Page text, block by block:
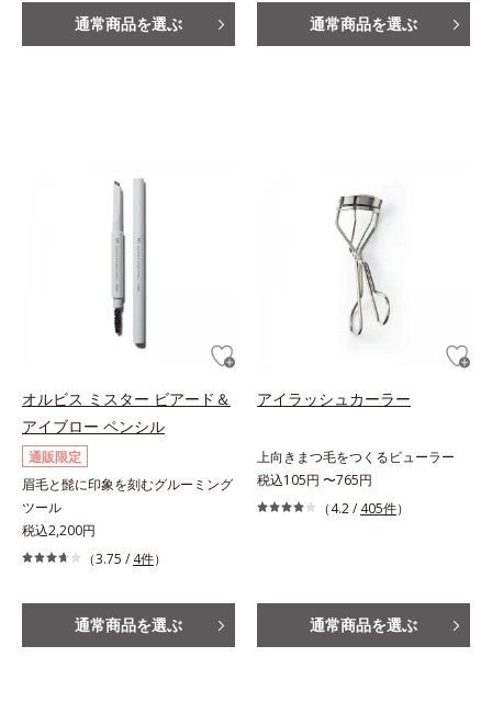
通常商品を選ぶ 通常商品を選ぶ
オルビス ミスター ビアード＆
アイブロー ペンシル
通販限定
眉毛と髭に印象を刻むグルーミング
ツール
税込2,200円
（3.75 / 4件）
通常商品を選ぶ
アイラッシュカーラー
上向きまつ毛をつくるビューラー
税込105円 〜765円
（4.2 / 405件）
通常商品を選ぶ